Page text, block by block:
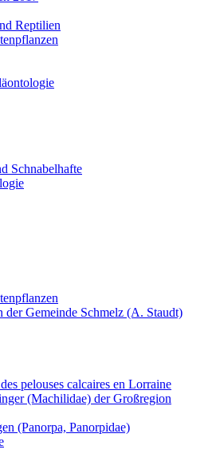
Reptilien
Schnabelhafte
der Gemeinde Schmelz (A. Staudt)
pelouses calcaires en Lorraine
(Machilidae) der Großregion
(Panorpa, Panorpidae)